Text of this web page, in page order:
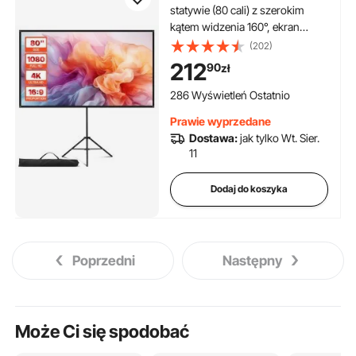
statywie (80 cali) z szerokim
kątem widzenia 160°, ekran
projekcyjny do użytku wewnątrz
i na zewnątrz, projektor 16:9 4K
HD, przenośny ekran filmowy z
torbą do prezentacji kina
(202)
21290zł
286 Wyświetleń Ostatnio
Prawie wyprzedane
Dostawa:jak tylko Wt. Sier.
11
Dodaj do koszyka
Poprzedni Następny
Może Ci się spodobać